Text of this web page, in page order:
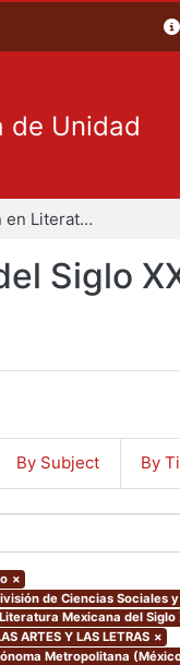
de Unidad
Especialización en Literatura Mexicana del Siglo XX
Siglo
By Subject By
×
de Ciencias Sociales
Mexicana del Siglo
ARTES Y LAS LETRAS ×
Metropolitana